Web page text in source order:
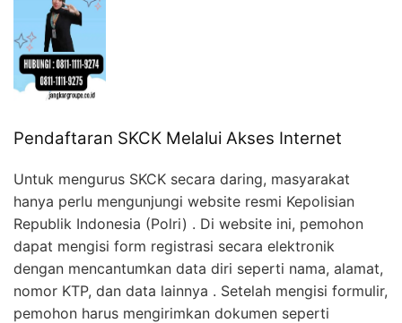
Pendaftaran SKCK Melalui Akses Internet
Untuk mengurus SKCK secara daring, masyarakat
hanya perlu mengunjungi website resmi Kepolisian
Republik Indonesia (Polri) . Di website ini, pemohon
dapat mengisi form registrasi secara elektronik
dengan mencantumkan data diri seperti nama, alamat,
nomor KTP, dan data lainnya . Setelah mengisi formulir,
pemohon harus mengirimkan dokumen seperti